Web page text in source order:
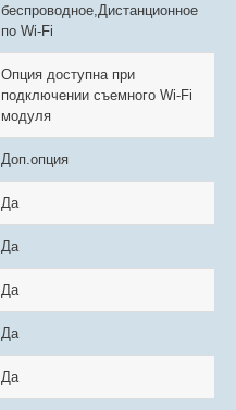
беспроводное,Дистанционное
по Wi-Fi
Опция доступна при
подключении съемного Wi-Fi
модуля
Доп.опция
Да
Да
Да
Да
Да